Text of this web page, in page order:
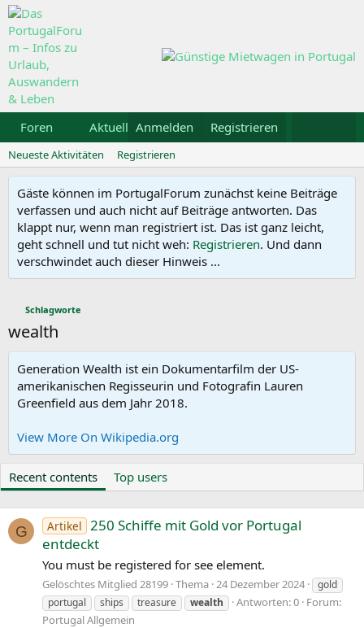
Foren Aktuelles Galerie Kalender
Anmelden Registrieren
Neueste Aktivitäten Registrieren
Gäste können im PortugalForum zunächst keine Beiträge
verfassen und auch nicht auf Beiträge antworten. Das
klappt nur, wenn man registriert ist. Das ist ganz leicht,
geht schnell und tut nicht weh: Registrieren. Und dann
verschwindet auch dieser Hinweis ...
Schlagworte
wealth
Generation Wealth ist ein Dokumentarfilm der US-
amerikanischen Regisseurin und Fotografin Lauren
Greenfield aus dem Jahr 2018.
View More On Wikipedia.org
Recent contents Top users
G Artikel 250 Schiffe mit Gold vor Portugal
entdeckt
You must be registered for see element.
Gelöschtes Mitglied 28199 Thema 24 Dezember 2024
gold
portugal
ships treasure wealth Antworten: 0 Forum:
Portugal Allgemein